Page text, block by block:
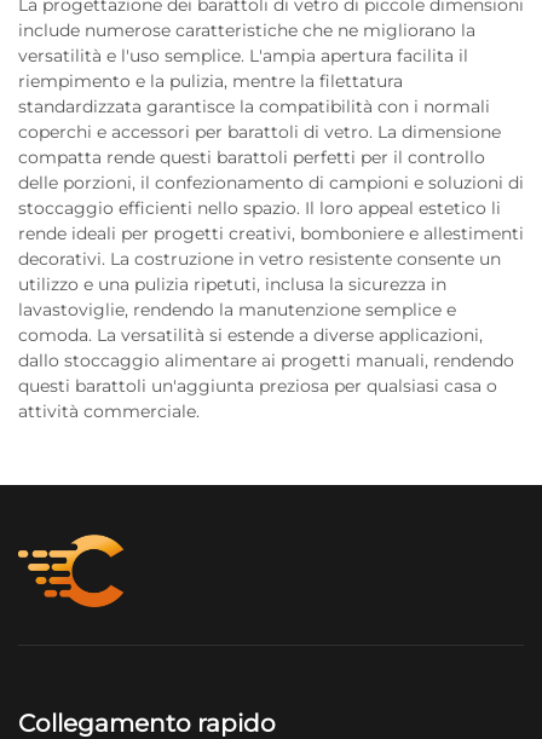
La progettazione dei barattoli di vetro di piccole dimensioni
include numerose caratteristiche che ne migliorano la
versatilità e l'uso semplice. L'ampia apertura facilita il
riempimento e la pulizia, mentre la filettatura
standardizzata garantisce la compatibilità con i normali
coperchi e accessori per barattoli di vetro. La dimensione
compatta rende questi barattoli perfetti per il controllo
delle porzioni, il confezionamento di campioni e soluzioni di
stoccaggio efficienti nello spazio. Il loro appeal estetico li
rende ideali per progetti creativi, bomboniere e allestimenti
decorativi. La costruzione in vetro resistente consente un
utilizzo e una pulizia ripetuti, inclusa la sicurezza in
lavastoviglie, rendendo la manutenzione semplice e
comoda. La versatilità si estende a diverse applicazioni,
dallo stoccaggio alimentare ai progetti manuali, rendendo
questi barattoli un'aggiunta preziosa per qualsiasi casa o
attività commerciale.
Collegamento rapido